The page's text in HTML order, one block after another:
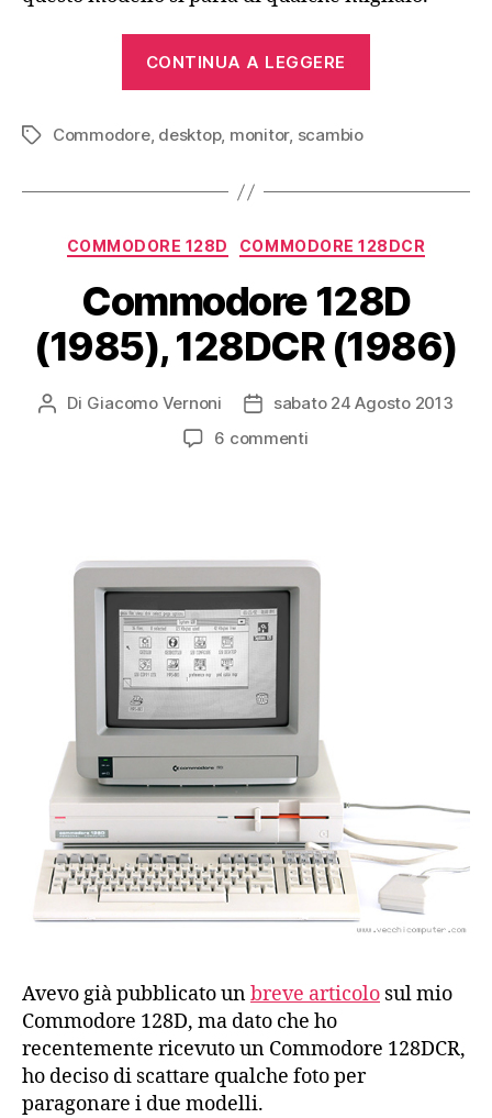
CONTINUA A LEGGERE
Tag Commodore, desktop, monitor, scambio
Categorie
COMMODORE 128D COMMODORE 128DCR
Commodore 128D
(1985), 128DCR (1986)
Autore
Di Giacomo Vernoni
Data
dell'articolo
sabato 24 Agosto 2013
6 commentisu
(1986)
Avevo già pubblicato unbreve articolo sul mio
Commodore 128D, ma dato che ho
recentemente ricevuto un Commodore 128DCR,
ho deciso di scattare qualche foto per
paragonare i due modelli.